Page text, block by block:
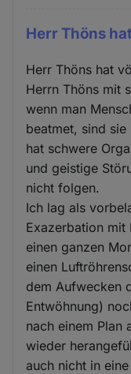
Herr Thöns
Herr Thöns hat
Herrn Thöns mit
wenn man
beatmet, sind
hat schwere
und geistige
nicht folgen.
Ich lag als
Exazerbation mit
einen ganzen
einen
dem Aufwecken
Entwöhnung)
nach einem Plan
wieder
auch nicht in